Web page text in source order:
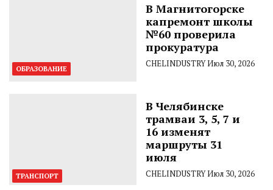
ОБРАЗОВАНИЕ
В Магнитогорске
капремонт школы
№60 проверила
прокуратура
CHELINDUSTRYИюл 30, 2026
ТРАНСПОРТ
В Челябинске
трамваи 3, 5, 7 и
16 изменят
маршруты 31
июля
CHELINDUSTRYИюл 30, 2026